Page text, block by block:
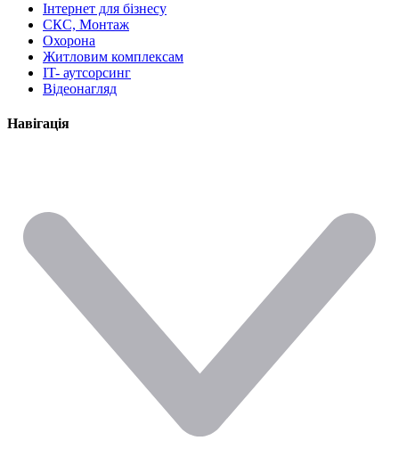
Інтернет для бізнесу
СКС, Монтаж
Охорона
Житловим комплексам
IT- аутсорсинг
Відеонагляд
Навігація